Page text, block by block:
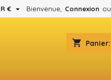
Bienvenue, Connexion ou
€ 
shopping_cart Panier: